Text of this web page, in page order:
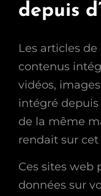
depuis
Les articles
contenus
vidéos,
intégré depuis
de la même
rendait sur
Ces sites web
données sur